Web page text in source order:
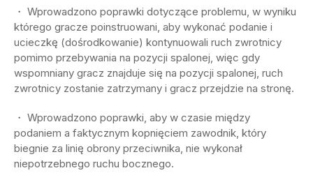
・ Wprowadzono poprawki dotyczące problemu, w wyniku
którego gracze poinstruowani, aby wykonać podanie i
ucieczkę (dośrodkowanie) kontynuowali ruch zwrotnicy
pomimo przebywania na pozycji spalonej, więc gdy
wspomniany gracz znajduje się na pozycji spalonej, ruch
zwrotnicy zostanie zatrzymany i gracz przejdzie na stronę.
・ Wprowadzono poprawki, aby w czasie między
podaniem a faktycznym kopnięciem zawodnik, który
biegnie za linię obrony przeciwnika, nie wykonał
niepotrzebnego ruchu bocznego.